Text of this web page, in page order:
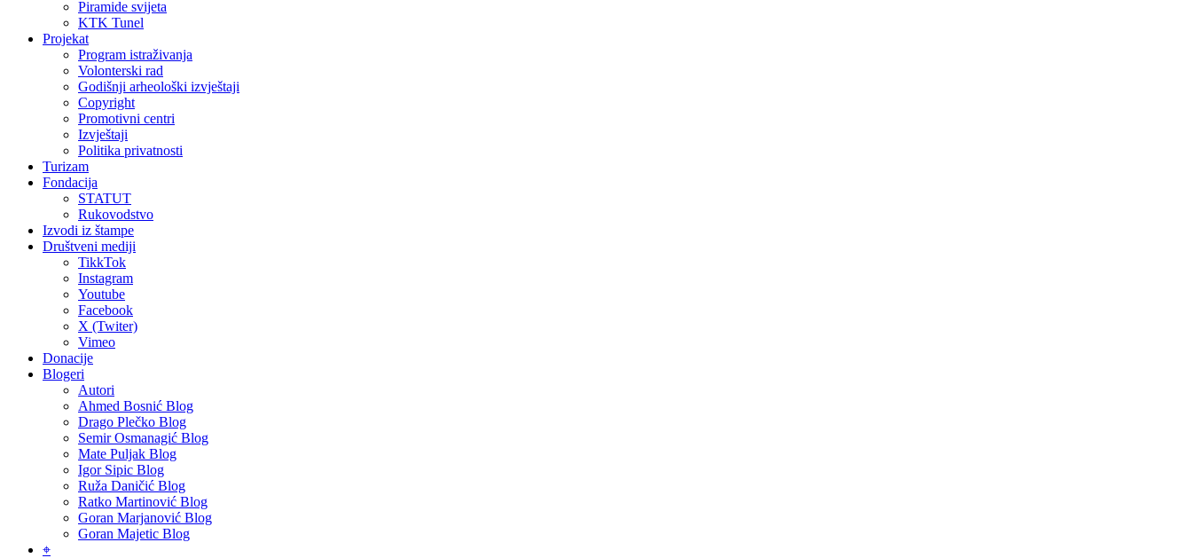
Piramide svijeta
KTK Tunel
Projekat
Program istraživanja
Volonterski rad
Godišnji arheološki izvještaji
Copyright
Promotivni centri
Izvještaji
Politika privatnosti
Turizam
Fondacija
STATUT
Rukovodstvo
Izvodi iz štampe
Društveni mediji
TikkTok
Instagram
Youtube
Facebook
X (Twiter)
Vimeo
Donacije
Blogeri
Autori
Ahmed Bosnić Blog
Drago Plečko Blog
Semir Osmanagić Blog
Mate Puljak Blog
Igor Sipic Blog
Ruža Daničić Blog
Ratko Martinović Blog
Goran Marjanović Blog
Goran Majetic Blog
⌖